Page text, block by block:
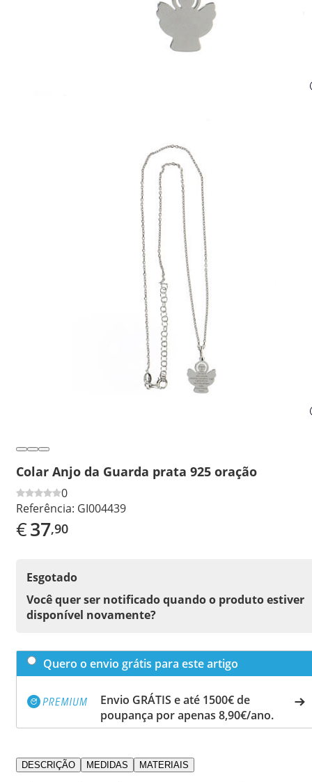
Colar Anjo da Guarda prata 925 oração
0
Referência: GI004439
€37,90
Esgotado
Você quer ser notificado quando o produto estiver
disponível novamente?
Quero o envio grátis para este artigo
Envio GRÁTIS e até 1500€ de
poupança por apenas 8,90€/ano.
DESCRIÇÃO MEDIDAS MATERIAIS